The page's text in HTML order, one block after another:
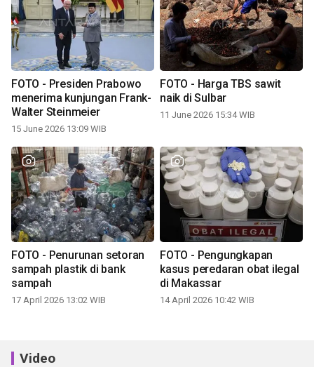
FOTO - Presiden Prabowo
menerima kunjungan Frank-
Walter Steinmeier
15 June 2026 13:09 WIB
FOTO - Harga TBS sawit
naik di Sulbar
11 June 2026 15:34 WIB
FOTO - Penurunan setoran
sampah plastik di bank
sampah
17 April 2026 13:02 WIB
FOTO - Pengungkapan
kasus peredaran obat ilegal
di Makassar
14 April 2026 10:42 WIB
Video